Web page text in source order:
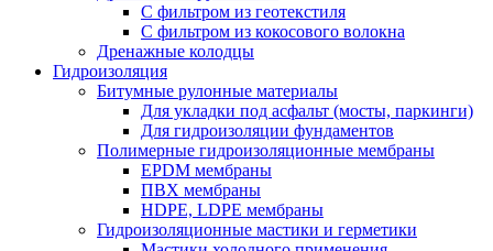
С фильтром из геотекстиля
С фильтром из кокосового волокна
Дренажные колодцы
Гидроизоляция
Битумные рулонные материалы
Для укладки под асфальт (мосты, паркинги)
Для гидроизоляции фундаментов
Полимерные гидроизоляционные мембраны
EPDM мембраны
ПВХ мембраны
HDPE, LDPE мембраны
Гидроизоляционные мастики и герметики